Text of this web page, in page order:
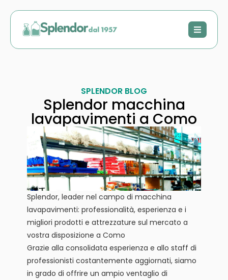
SPLENDOR BLOG
Splendor macchina
lavapavimenti a Como
Splendor, leader nel campo di macchina
lavapavimenti: professionalità, esperienza e i
migliori prodotti e attrezzature sul mercato a
vostra disposizione a Como
Grazie alla consolidata esperienza e allo staff di
professionisti costantemente aggiornati, siamo
in grado di offrire un ampio ventaglio di